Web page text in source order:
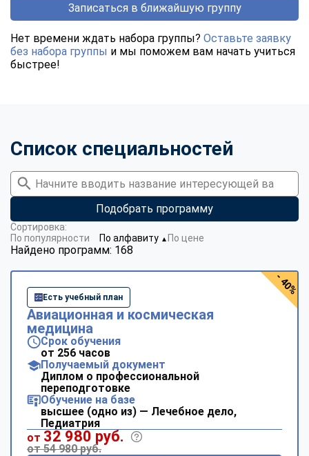
Записаться в ближайшую группу
Нет времени ждать набора группы? Оставьте заявку
без набора группы и мы поможем вам начать учиться
быстрее!
Список специальностей
Подобрать программу
Найдено программ: 168
Сортировка:
По популярности
По алфавиту ▼ По цене
Есть учебный план
Авиационная и космическая
медицина
Срок обучения
от 256 часов
Получаемый документ
Диплом о профессиональной
переподготовке
Обучение на базе
высшее (одно из) — Лечебное дело,
Педиатрия
от 32 980 руб.
от 54 980 руб.
- 40%